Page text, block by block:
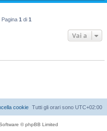
Pagina 1 di 1
Vai a
Tutti gli orari sono UTC+02:00
cookie
© phpBB Limited